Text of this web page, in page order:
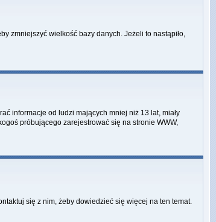
zmniejszyć wielkość bazy danych. Jeżeli to nastąpiło,
informacje od ludzi mających mniej niż 13 lat, miały
próbującego zarejestrować się na stronie WWW,
się z nim, żeby dowiedzieć się więcej na ten temat.